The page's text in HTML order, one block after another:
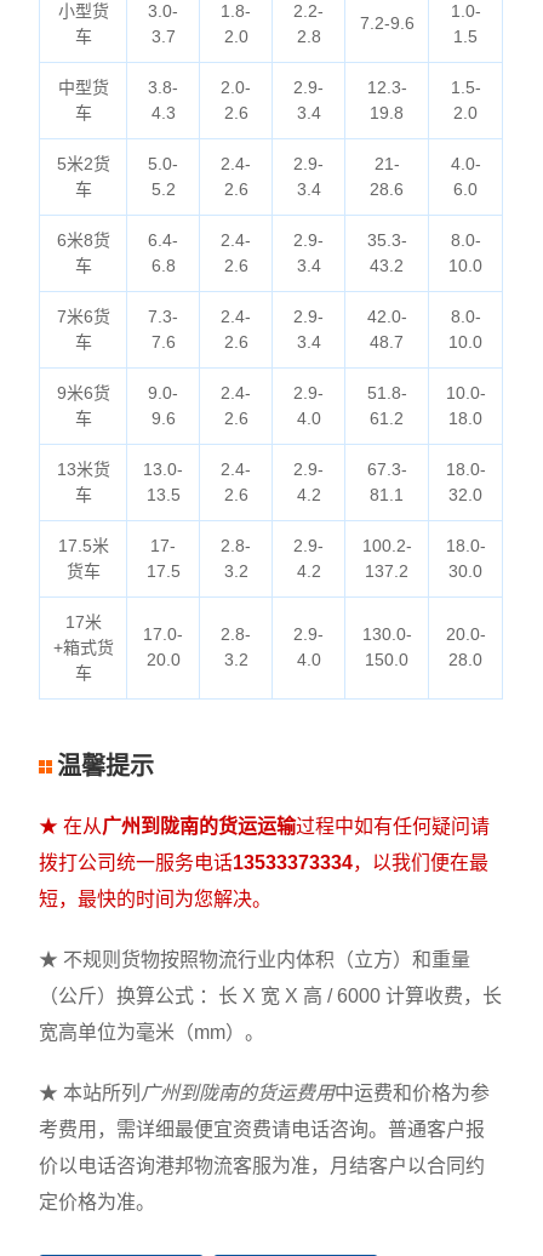
小型货
车
3.0-
3.7
1.8-
2.0
2.2-
2.8
7.2-9.6
1.0-
1.5
中型货
车
3.8-
4.3
2.0-
2.6
2.9-
3.4
12.3-
19.8
1.5-
2.0
5米2货
车
5.0-
5.2
2.4-
2.6
2.9-
3.4
21-
28.6
4.0-
6.0
6米8货
车
6.4-
6.8
2.4-
2.6
2.9-
3.4
35.3-
43.2
8.0-
10.0
7米6货
车
7.3-
7.6
2.4-
2.6
2.9-
3.4
42.0-
48.7
8.0-
10.0
9米6货
车
9.0-
9.6
2.4-
2.6
2.9-
4.0
51.8-
61.2
10.0-
18.0
13米货
车
13.0-
13.5
2.4-
2.6
2.9-
4.2
67.3-
81.1
18.0-
32.0
17.5米
货车
17-
17.5
2.8-
3.2
2.9-
4.2
100.2-
137.2
18.0-
30.0
17米
+箱式货
车
17.0-
20.0
2.8-
3.2
2.9-
4.0
130.0-
150.0
20.0-
28.0
温馨提示
★ 在从广州到陇南的货运运输过程中如有任何疑问请
拨打公司统一服务电话13533373334，以我们便在最
短，最快的时间为您解决。
★ 不规则货物按照物流行业内体积（立方）和重量
（公斤）换算公式 ：长 X 宽 X 高 / 6000 计算收费，长
宽高单位为毫米（mm）。
★ 本站所列 广州到陇南的货运费用中运费和价格为参
考费用，需详细最便宜资费请电话咨询。普通客户报
价以电话咨询港邦物流客服为准，月结客户以合同约
定价格为准。